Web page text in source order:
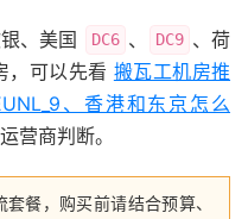
、美国 DC6 、 DC9 、荷
，可以先看 搬瓦工机房推
、香港和东京怎么
营商判断。
餐，购买前请结合预算、